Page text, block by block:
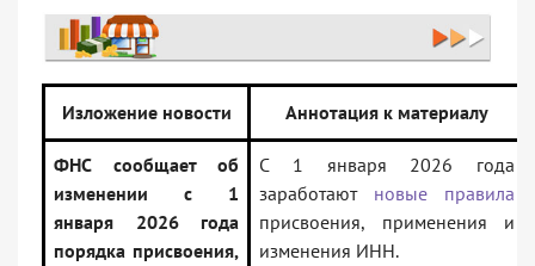
Изложение новости Аннотация к материалу
ФНС сообщает об
изменении с 1
января 2026 года
порядка присвоения,
С 1 января 2026 года
заработают новые правила
присвоения, применения и
изменения ИНН.